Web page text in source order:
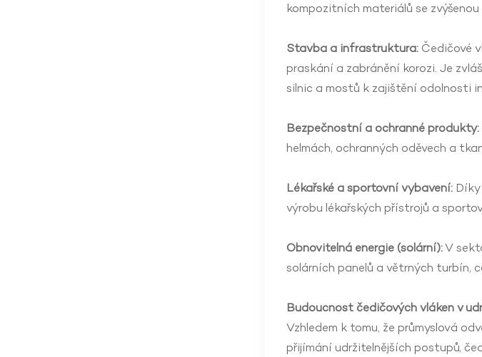
kompozitních materiálů se
Stavba a infrastruktura:Čedičové
praskání a zabránění korozi. Je
silnic a mostů k zajištění odolnosti
Bezpečnostní a ochranné produkty:
helmách, ochranných oděvech a
Lékařské a sportovní vybavení:Díky
výrobu lékařských přístrojů a
Obnovitelná energie (solární):V
solárních panelů a větrných turbín,
Budoucnost čedičových vláken v
Vzhledem k tomu, že průmyslová
přijímání udržitelnějších postupů,